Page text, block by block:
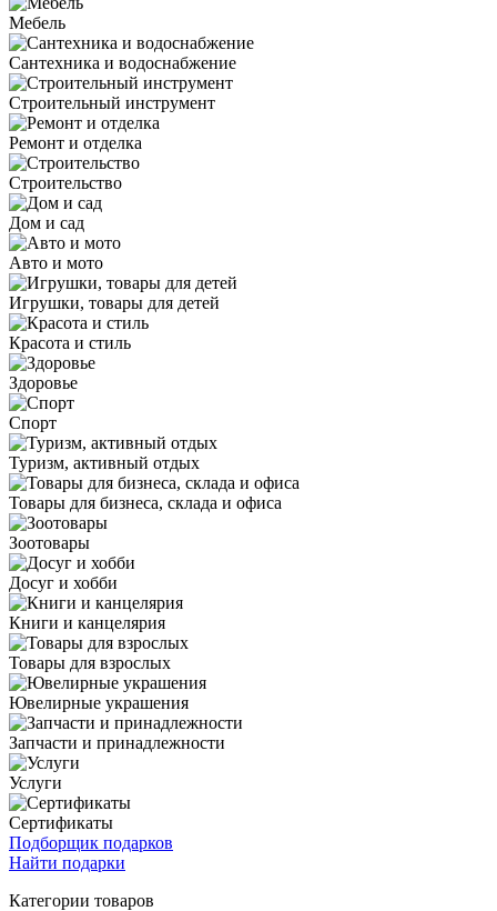
Мебель
Сантехника и водоснабжение
Строительный инструмент
Ремонт и отделка
Строительство
Дом и сад
Авто и мото
Игрушки, товары для детей
Красота и стиль
Здоровье
Спорт
Туризм, активный отдых
Товары для бизнеса, склада и офиса
Зоотовары
Досуг и хобби
Книги и канцелярия
Товары для взрослых
Ювелирные украшения
Запчасти и принадлежности
Услуги
Сертификаты
Подборщик подарков
Найти подарки
Категории товаров